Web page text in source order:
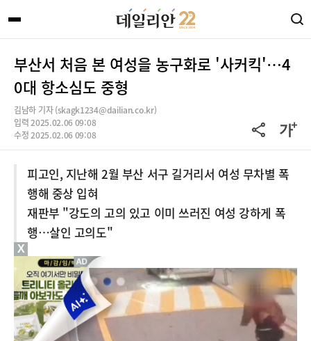
부산서 처음 본 여성을 농구화로 '사커킥'…4
0대 항소심도 중형
김남하 기자 (skagk1234@dailian.co.kr)
입력 2025.02.06 09:08
수정 2025.02.06 09:08
피고인, 지난해 2월 부산 서구 길거리서 여성 무차별 폭
행해 중상 입혀
재판부 "강도의 고의 있고 이미 쓰러진 여성 강하게 폭
행…살인 고의도"
X